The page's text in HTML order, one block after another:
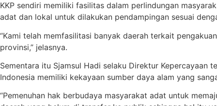
KKP sendiri memiliki fasilitas dalam perlindungan
adat dan lokal untuk dilakukan pendampingan sesuai
“Kami telah memfasilitasi banyak daerah terkait
provinsi,” jelasnya.
Sementara itu Sjamsul Hadi selaku Direktur Kepercayaan
Indonesia memiliki kekayaan sumber daya alam yang
“Pemenuhan hak berbudaya masyarakat adat untuk